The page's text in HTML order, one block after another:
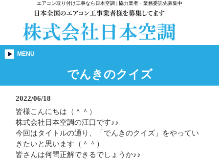
エアコン取り付け工事なら日本空調 | 協力業者・業務委託先募集中
MENU
でんきのクイズ
2022/06/18
皆様こんにちは（＾＾）
株式会社日本空調の江口です♪♪
今回はタイトルの通り、「でんきのクイズ」をやってい
きたいと思います（＾＾）
皆さんは何問正解できるでしょうか♪♪